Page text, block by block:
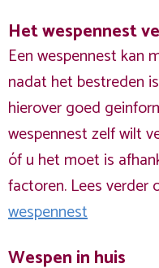
Het wespennest
Een wespennest kan
nadat het bestreden
hierover goed
wespennest zelf wilt
óf u het moet is
factoren. Lees verder
wespennest
Wespen in huis